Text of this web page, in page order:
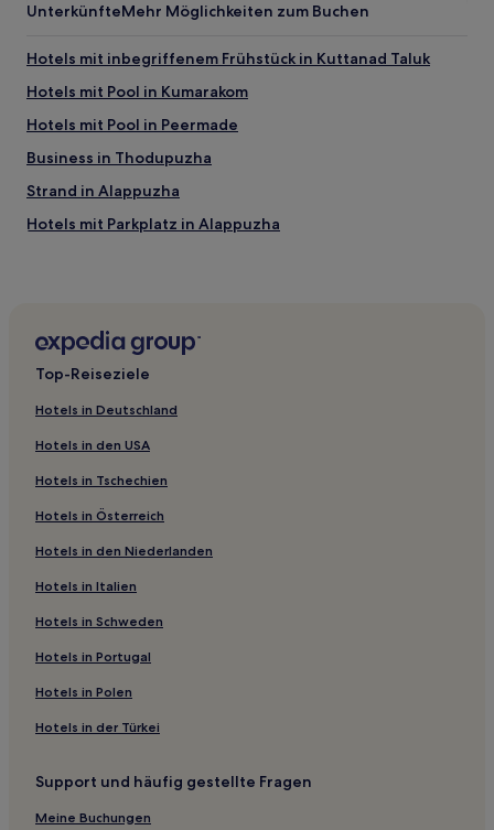
UnterkünfteMehr Möglichkeiten zum Buchen
Hotels mit inbegriffenem Frühstück in Kuttanad Taluk
Hotels mit Pool in Kumarakom
Hotels mit Pool in Peermade
Business in Thodupuzha
Strand in Alappuzha
Hotels mit Parkplatz in Alappuzha
Hotels mit Pool in Mankombu
Günstige in Ernakulam District
Familien in Kochi
Hotels mit Pool in Kochi
Hotels mit Wellnessbereich in Kochi
Günstige in Kochi
Haustierfreundliche in Kochi
Hotels mit Küchenzeile in Kochi
Hotels mit inbegriffenem Frühstück in Kochi
Luxus in Kochi
Günstige in Mararikulam
Hotels mit Pool in Ernakulam
Hotels mit Parkplatz in Ernakulam
Hotels mit Pool in Kottayam
Top-Reiseziele
Hotels in Deutschland
Hotels in den USA
Hotels in Tschechien
Hotels in Österreich
Hotels in den Niederlanden
Hotels in Italien
Hotels in Schweden
Hotels in Portugal
Hotels in Polen
Hotels in der Türkei
Support und häufig gestellte Fragen
Meine Buchungen